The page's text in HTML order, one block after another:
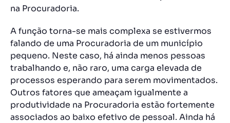
na Procuradoria.
A função torna-se mais complexa se estivermos
falando de uma Procuradoria de um município
pequeno. Neste caso, há ainda menos pessoas
trabalhando e, não raro, uma carga elevada de
processos esperando para serem movimentados.
Outros fatores que ameaçam igualmente a
produtividade na Procuradoria estão fortemente
associados ao baixo efetivo de pessoal. Ainda há